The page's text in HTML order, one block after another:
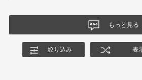
ングの特性や体重による使用感の違いが、
されることを期待します。
もっと見る
絞り込み 表